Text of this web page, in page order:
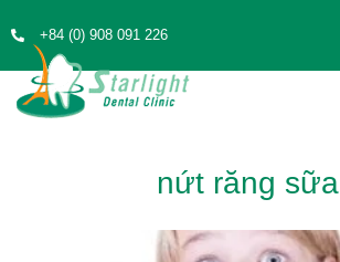
+84 (0) 908 091 226
nứt răng sữa